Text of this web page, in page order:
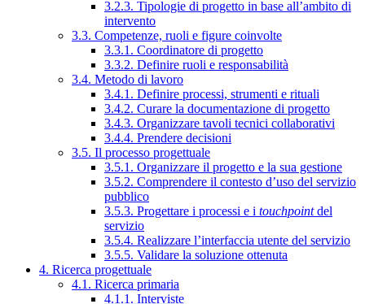
3.2.3. Tipologie di progetto in base all’ambito di
intervento
3.3. Competenze, ruoli e figure coinvolte
3.3.1. Coordinatore di progetto
3.3.2. Definire ruoli e responsabilità
3.4. Metodo di lavoro
3.4.1. Definire processi, strumenti e rituali
3.4.2. Curare la documentazione di progetto
3.4.3. Organizzare tavoli tecnici collaborativi
3.4.4. Prendere decisioni
3.5. Il processo progettuale
3.5.1. Organizzare il progetto e la sua gestione
3.5.2. Comprendere il contesto d’uso del servizio
pubblico
3.5.3. Progettare i processi e i touchpointdel
servizio
3.5.4. Realizzare l’interfaccia utente del servizio
3.5.5. Validare la soluzione ottenuta
4. Ricerca progettuale
4.1. Ricerca primaria
4.1.1. Interviste